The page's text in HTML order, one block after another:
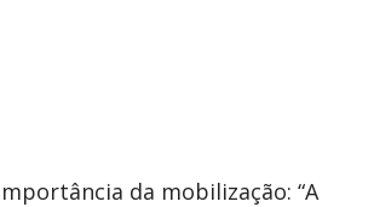
da mobilização: “A